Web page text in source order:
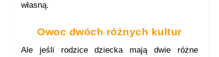
własną.
Owoc dwóch różnych kultur
Ale jeśli rodzice dziecka mają dwie różne